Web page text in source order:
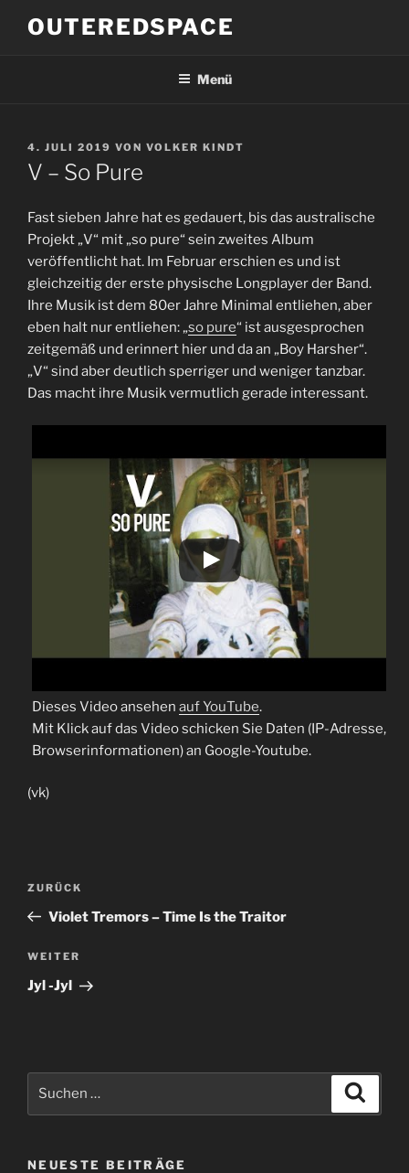
InhaltOUTEREDSPACE
Menü
VERÖFFENTLICHT
AM
4. JULI 2019 VON VOLKER KINDT
V – So Pure
Fast sieben Jahre hat es gedauert, bis das australische
Projekt „V“ mit „so pure“ sein zweites Album
veröffentlicht hat. Im Februar erschien es und ist
gleichzeitig der erste physische Longplayer der Band.
Ihre Musik ist dem 80er Jahre Minimal entliehen, aber
eben halt nur entliehen: „so pure“ ist ausgesprochen
zeitgemäß und erinnert hier und da an „Boy Harsher“.
„V“ sind aber deutlich sperriger und weniger tanzbar.
Das macht ihre Musik vermutlich gerade interessant.
Dieses Video ansehen auf YouTube.
Mit Klick auf das Video schicken Sie Daten (IP-Adresse,
Browserinformationen) an Google-Youtube.
(vk)
Beitragsnavigation
Vorheriger
Beitrag
ZURÜCK
Violet Tremors – Time Is the Traitor
Nächster
Beitrag
WEITER
Jyl -Jyl
NEUESTE BEITRÄGE